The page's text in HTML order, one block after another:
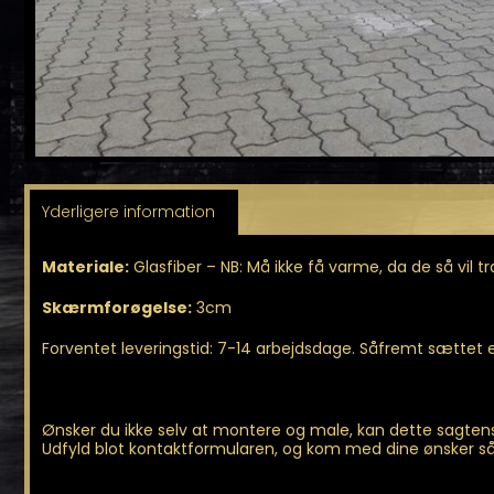
Yderligere information
Materiale: Glasfiber – NB: Må ikke få varme, da de så vil
Skærmforøgelse: 3cm
Forventet leveringstid: 7-14 arbejdsdage. Såfremt sættet
Ønsker du ikke selv at montere og male, kan dette
Udfyld blot kontaktformularen, og kom med dine ønsker